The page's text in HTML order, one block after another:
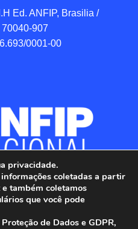
Ed. ANFIP, Brasilia /
907
0001-00
privacidade.
coletadas a partir
também coletamos
que você pode
de Dados e GDPR,